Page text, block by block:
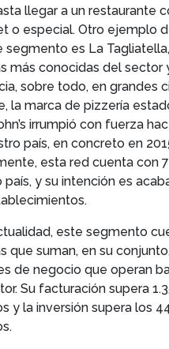
llegar a un restaurante
o especial. Otro ejemplo
segmento es La
más conocidas del sector
sobre todo, en grandes
la marca de pizzería
irrumpió con fuerza
país, en concreto en
esta red cuenta con
país, y su intención es
este segmento
que suman, en su
de negocio que operan
Su facturación supera
y la inversión supera los